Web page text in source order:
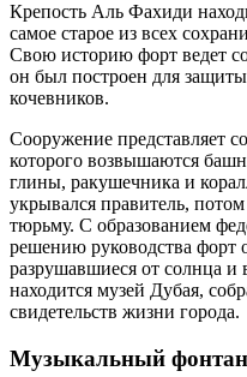
Крепость Аль Фахиди
самое старое из всех
Свою историю форт ведет
он был построен для
кочевников.
Сооружение представляет
которого возвышаются
глины, ракушечника и
укрывался правитель,
тюрьму. С образованием
решению руководства форт
разрушавшиеся от солнца и
находится музей Дубая,
свидетельств жизни города.
Музыкальный фонтан